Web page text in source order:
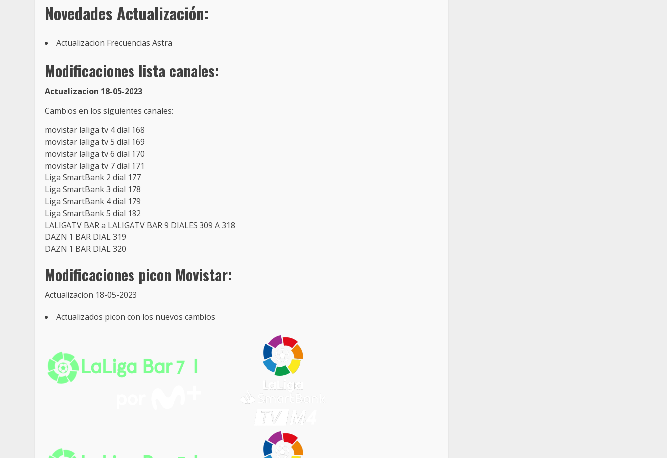
Novedades Actualización:
Actualizacion Frecuencias Astra
Modificaciones lista canales:
Actualizacion 18-05-2023
Cambios en los siguientes canales:
movistar laliga tv 4 dial 168
movistar laliga tv 5 dial 169
movistar laliga tv 6 dial 170
movistar laliga tv 7 dial 171
Liga SmartBank 2 dial 177
Liga SmartBank 3 dial 178
Liga SmartBank 4 dial 179
Liga SmartBank 5 dial 182
LALIGATV BAR a LALIGATV BAR 9 DIALES 309 A 318
DAZN 1 BAR DIAL 319
DAZN 1 BAR DIAL 320
Modificaciones picon Movistar:
Actualizacion 18-05-2023
Actualizados picon con los nuevos cambios